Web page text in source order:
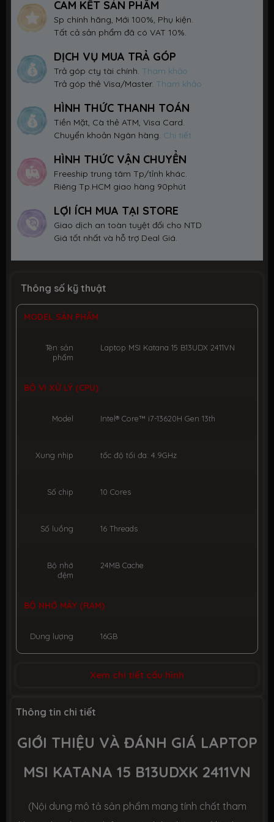
CAM KẾT SẢN PHẨM
Sp chính hãng, Mới 100%, Phụ kiện.
Tất cả sản phẩm đã có VAT 10%.
DỊCH VỤ MUA TRẢ GÓP
Trả góp cty tài chính. Tham khảo
Trả góp thẻ Visa/Master. Tham khảo
HÌNH THỨC THANH TOÁN
Tiền Mặt, Cà thẻ ATM, Visa Card.
Chuyển khoản Ngân hàng. Chi tiết
HÌNH THỨC VẬN CHUYỂN
Freeship trung tâm Tp/tỉnh khác.
Riêng Tp.HCM giao hàng 90phút
LỢI ÍCH MUA TẠI STORE
Giao dịch an toàn tuyệt đối cho NTD
Giá tốt nhất và hỗ trợ Deal Giá.
Thông số kỹ thuật
MODEL SẢN PHẨM
Tên sản
phẩm
Laptop MSI Katana 15 B13UDX 2411VN
BỘ VI XỬ LÝ (CPU)
Model Intel® Core™ i7-13620H Gen 13th
Xung nhịp tốc độ tối đa: 4.9GHz
Số chip 10 Cores
Số luồng 16 Threads
Bộ nhớ
đệm
24MB Cache
BỘ NHỚ MÁY (RAM)
Dung lượng 16GB
DDR5 5200MHz
Số slot
Ổ CỨNG LƯU TRỮ (SSD)
Dung lượng SSD 512GB M.2
Công nghệ PCIe Gen4
Xem chi tiết cấu hình
Thông tin chi tiết
GIỚI THIỆU VÀ ĐÁNH GIÁ LAPTOP
MSI KATANA 15 B13UDXK 2411VN
(Nội dung mô tả sản phẩm mang tính chất tham